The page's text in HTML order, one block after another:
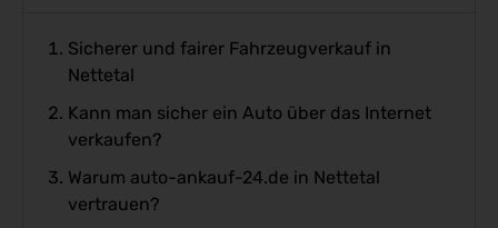
Sicherer und fairer Fahrzeugverkauf in
Nettetal
Kann man sicher ein Auto über das Internet
verkaufen?
Warum auto-ankauf-24.de in Nettetal
vertrauen?